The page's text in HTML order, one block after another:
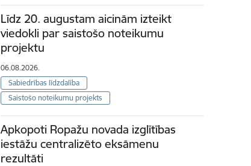
Līdz 20. augustam aicinām izteikt
viedokli par saistošo noteikumu
projektu
06.08.2026.
Sabiedrības līdzdalība
Saistošo noteikumu projekts
Apkopoti Ropažu novada izglītības
iestāžu centralizēto eksāmenu
rezultāti